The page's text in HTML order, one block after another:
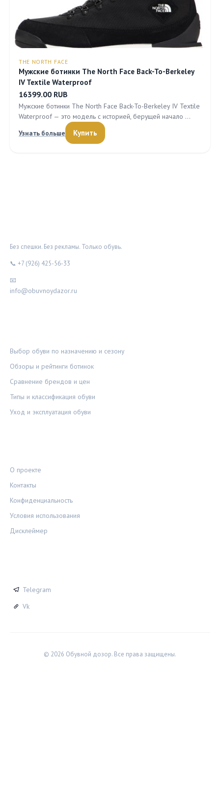
THE NORTH FACE
Мужские ботинки The North Face Back-To-Berkeley
IV Textile Waterproof
16399.00 RUB
Мужские ботинки The North Face Back-To-Berkeley IV Textile
Waterproof — это модель с историей, берущей начало …
Узнать больше
Купить
Без спешки. Без рекламы. Только обувь.
📞 +7 (926) 425-56-33
📧
info@obuvnoydazor.ru
Выбор обуви по назначению и сезону
Обзоры и рейтинги ботинок
Сравнение брендов и цен
Типы и классификация обуви
Уход и эксплуатация обуви
О проекте
Контакты
Конфиденциальность
Условия использования
Дисклеймер
Telegram
Vk
© 2026 Обувной дозор. Все права защищены.